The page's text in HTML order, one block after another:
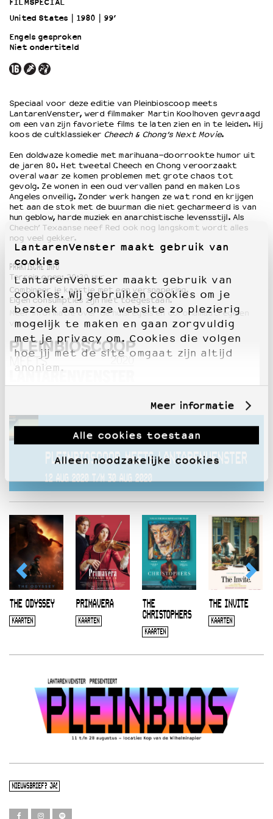
LantarenVenster maakt gebruik van
cookies
LantarenVenster maakt gebruik van
cookies. Wij gebruiken cookies om je
bezoek aan onze website zo plezierig
mogelijk te maken en gaan zorgvuldig
met je privacy om. Cookies die volgen
hoe jij met de site omgaat zijn altijd
anoniem.
Meer informatie
Alle cookies toestaan
Alleen noodzakelijke cookies
OVER LANTARENVENSTER
Wat we doen
Werken bij
Wie is wie
Historie
Partners
Huisregels
Integriteits- en gedragscode
Duurzaamheid
Culturele boycot Israël
Ruimte voor artistieke vrijheid – VNPF
FILMSPECIAL
United States
1980
99’
Engels gesproken
Niet ondertiteld
Speciaal voor deze editie van Pleinbioscoop meets
LantarenVenster, werd filmmaker Martin Koolhoven gevraagd
om een van zijn favoriete films te laten zien en in te leiden. Hij
koos de cultklassieker Cheech & Chong’s Next Movie.
Een doldwaze komedie met marihuana-doorrookte humor uit
de jaren 80. Het tweetal Cheech en Chong veroorzaakt
overal waar ze komen problemen met grote chaos tot
gevolg. Ze wonen in een oud vervallen pand en maken Los
Angeles onveilig. Zonder werk hangen ze wat rond en krijgen
het aan de stok met de buurman die niet gecharmeerd is van
hun geblow, harde muziek en anarchistische levensstijl. Als
Cheech’ Texaanse neef Red ook nog langskomt wordt alles
nog veel gekker.
PRAKTISCHE INFO
Terrein open: 20:30 uur
Combineer je kaartje met een versnapering.
Eigen consumpties zijn niet toegestaan.
Meer informatie over de huisregels en coronamaatregelen
vind je hier.
Deze voorstelling hoort bij
PLEINBIOSCOOP MEETS LANTARENVENSTER
12 AUG 2020 T/M 30 AUG 2020
THE ODYSSEY
KAARTEN
PRIMAVERA
KAARTEN
THE
CHRISTOPHERS
KAARTEN
THE INVITE
KAARTEN
NIEUWSBRIEF? JA!